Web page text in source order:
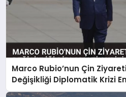
Marco Rubio’nun Çin
Değişikliği Diplomatik Krizi